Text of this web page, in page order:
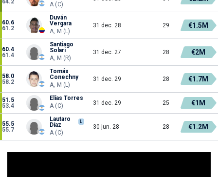
A (C)
60.6
61.2
Duván
Vergara
A, M (L)
31 dec. 28 29 €1.5M
60.4
61.4
Santiago
Solari
A, M (R)
31 dec. 27 28 €2M
58.0
58.2
Tomás
Conechny
A, M (L)
31 dec. 29 28 €1.7M
51.5
53.4
Elías Torres
A (C)
31 dec. 29 25 €1M
55.5
55.7
Lautaro
Díaz
L
A (C)
30 jun. 28 28 €1.2M